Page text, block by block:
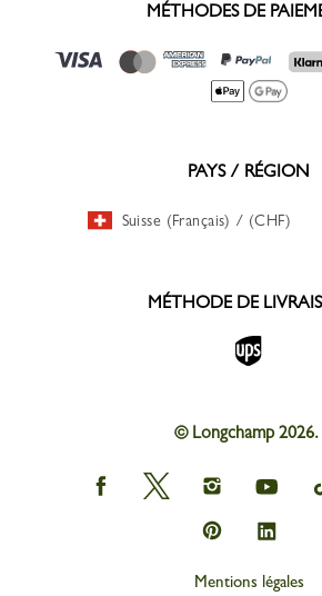
MÉTHODES DE
PAYS / RÉGION
Suisse (Français) / (CHF)
MÉTHODE DE
© Longchamp 2026.
Longchamp
on
Longchamp
on
Longchamp
on
Instagram
on
youtube
Longchamp
on
on
Mentions légales